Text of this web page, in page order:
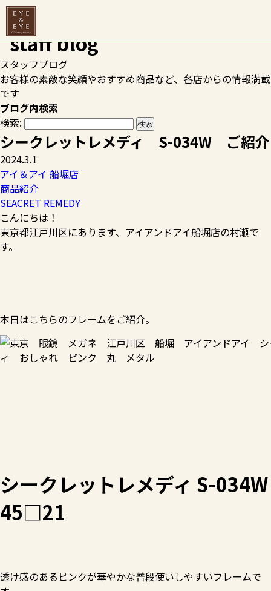
HOME>
ークレットレメディ S-034W ご紹介
スタッフブログ
お客様の素敵な笑顔やおすすめ商品など、各店からの情報満載
です
ブログ内検索
検索:
シークレットレメディ S-034W ご紹介
2024.3.1
アイ＆アイ 船堀店
商品紹介
SEACRET REMEDY
こんにちは！
東京都江戸川区にあります、アイアンドアイ船堀店の村瀬で
す。
本日はこちらのフレームをご紹介。
シークレットレメディ S-034W
45□21
透け感のあるピンクが華やかな普段使いしやすいフレームで